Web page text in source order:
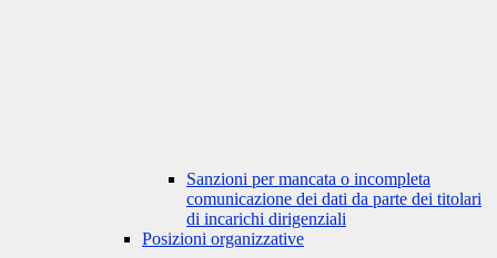
Sanzioni per mancata o incompleta
comunicazione dei dati da parte dei titolari
di incarichi dirigenziali
Posizioni organizzative